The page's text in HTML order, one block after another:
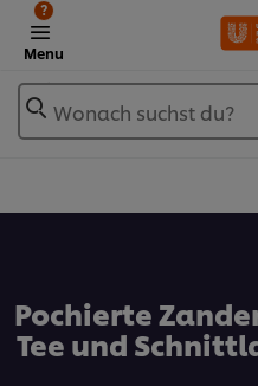
Menu
?
Wonach suchst du?
Pochierte
Tee und